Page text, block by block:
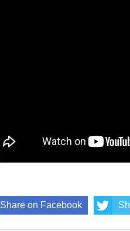
Share on Facebook